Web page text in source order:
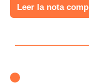
Leer la nota